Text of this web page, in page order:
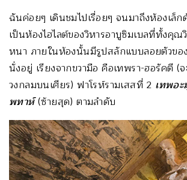
ฉันค่อยๆ เดินชมไปเรื่อยๆ จนมาถึงห้องเล็ก
เป็นห้องไฮไลต์ของวิหารอาบูซิมเบลที่ทั้งคุณ
หนา ภายในห้องนั้นมีรูปสลักแบบลอยตัวขอ
นั่งอยู่ เรียงจากขวามือ คือเทพรา-ฮอรัคตี (
วงกลมบนเศียร) ฟาโรห์รามเสสที่ 2 เทพอะ
พทาห์(ซ้ายสุด) ตามลำดับ